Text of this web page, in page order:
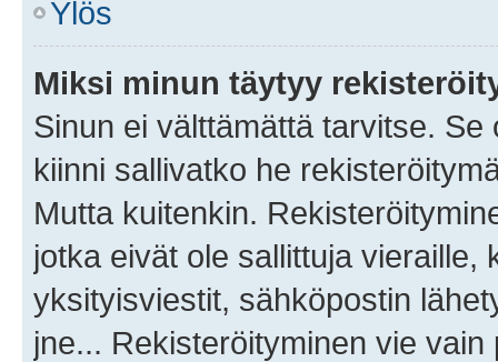
Ylös
Miksi minun täytyy
Sinun ei välttämättä tarvitse.
kiinni sallivatko he
Mutta kuitenkin.
jotka eivät ole sallittuja vieraille,
yksityisviestit, sähköpostin
jne... Rekisteröityminen vie